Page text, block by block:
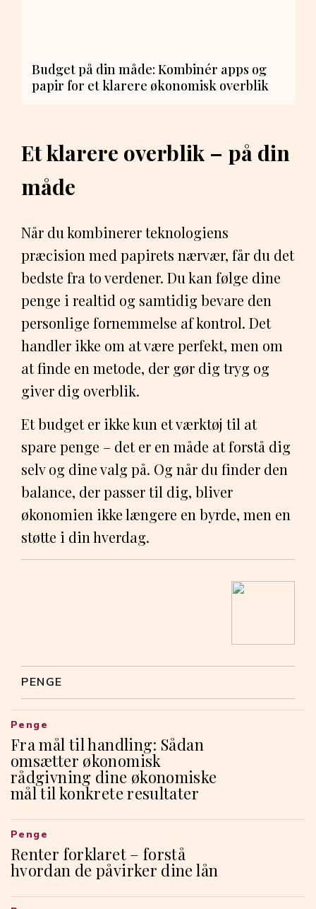
Budget på din måde: Kombinér apps og
papir for et klarere økonomisk overblik
Et klarere overblik – på din
måde
Når du kombinerer teknologiens
præcision med papirets nærvær, får du det
bedste fra to verdener. Du kan følge dine
penge i realtid og samtidig bevare den
personlige fornemmelse af kontrol. Det
handler ikke om at være perfekt, men om
at finde en metode, der gør dig tryg og
giver dig overblik.
Et budget er ikke kun et værktøj til at
spare penge – det er en måde at forstå dig
selv og dine valg på. Og når du finder den
balance, der passer til dig, bliver
økonomien ikke længere en byrde, men en
støtte i din hverdag.
PENGE
Fra mål til handling: Sådan
omsætter økonomisk
rådgivning dine økonomiske
mål til konkrete resultater
Penge
Renter forklaret – forstå
hvordan de påvirker dine lån
Penge